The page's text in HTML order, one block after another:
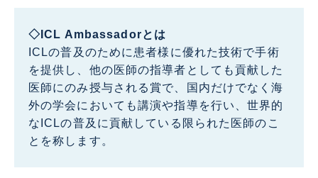
◇ICL Ambassadorとは
ICLの普及のために患者様に優れた技術で手術
を提供し、他の医師の指導者としても貢献した
医師にのみ授与される賞で、国内だけでなく海
外の学会においても講演や指導を行い、世界的
なICLの普及に貢献している限られた医師のこ
とを称します。